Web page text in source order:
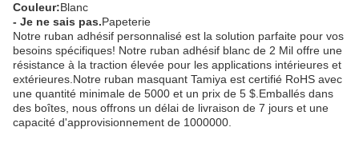
Couleur:Blanc
- Je ne sais pas.Papeterie
Notre ruban adhésif personnalisé est la solution parfaite pour vos
besoins spécifiques! Notre ruban adhésif blanc de 2 Mil offre une
résistance à la traction élevée pour les applications intérieures et
extérieures.Notre ruban masquant Tamiya est certifié RoHS avec
une quantité minimale de 5000 et un prix de 5 $.Emballés dans
des boîtes, nous offrons un délai de livraison de 7 jours et une
capacité d'approvisionnement de 1000000.